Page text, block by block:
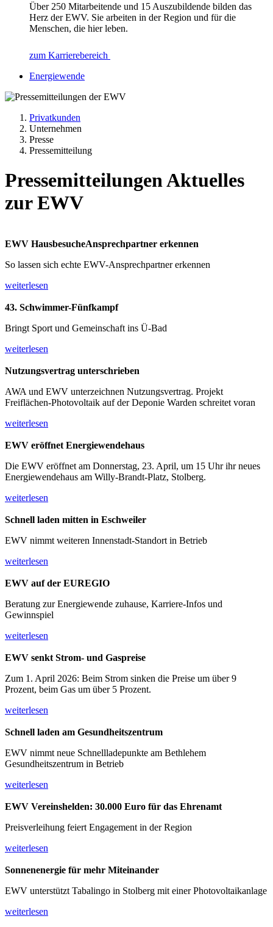
Über 250 Mitarbeitende und 15 Auszubildende bilden das
Herz der EWV. Sie arbeiten in der Region und für die
Menschen, die hier leben.
zum Karrierebereich
Energiewende
Privatkunden
Unternehmen
Presse
Pressemitteilung
PressemitteilungenAktuelles
zur EWV
EWV HausbesucheAnsprechpartner erkennen
So lassen sich echte EWV-Ansprechpartner erkennen
weiterlesen
43. Schwimmer-Fünfkampf
Bringt Sport und Gemeinschaft ins Ü-Bad
weiterlesen
Nutzungsvertrag unterschrieben
AWA und EWV unterzeichnen Nutzungsvertrag. Projekt
Freiflächen‑Photovoltaik auf der Deponie Warden schreitet voran
weiterlesen
EWV eröffnet Energiewendehaus
Die EWV eröffnet am Donnerstag, 23. April, um 15 Uhr ihr neues
Energiewendehaus am Willy-Brandt-Platz, Stolberg.
weiterlesen
Schnell laden mitten in Eschweiler
EWV nimmt weiteren Innenstadt-Standort in Betrieb
weiterlesen
EWV auf der EUREGIO
Beratung zur Energiewende zuhause, Karriere-Infos und
Gewinnspiel
weiterlesen
EWV senkt Strom- und Gaspreise
Zum 1. April 2026: Beim Strom sinken die Preise um über 9
Prozent, beim Gas um über 5 Prozent.
weiterlesen
Schnell laden am Gesundheitszentrum
EWV nimmt neue Schnellladepunkte am Bethlehem
Gesundheitszentrum in Betrieb
weiterlesen
EWV Vereinshelden: 30.000 Euro für das Ehrenamt
Preisverleihung feiert Engagement in der Region
weiterlesen
Sonnenenergie für mehr Miteinander
EWV unterstützt Tabalingo in Stolberg mit einer Photovoltaikanlage
weiterlesen